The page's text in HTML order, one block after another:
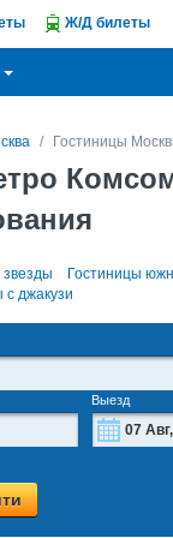
Ж/Д билеты
Гостиницы
Гостиницы
с джакузи
Вс
2
Выезд